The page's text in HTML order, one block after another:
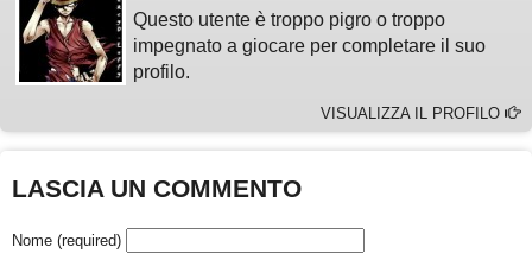
Questo utente è troppo pigro o troppo
impegnato a giocare per completare il suo
profilo.
VISUALIZZA IL PROFILO
LASCIA UN COMMENTO
Nome (required)